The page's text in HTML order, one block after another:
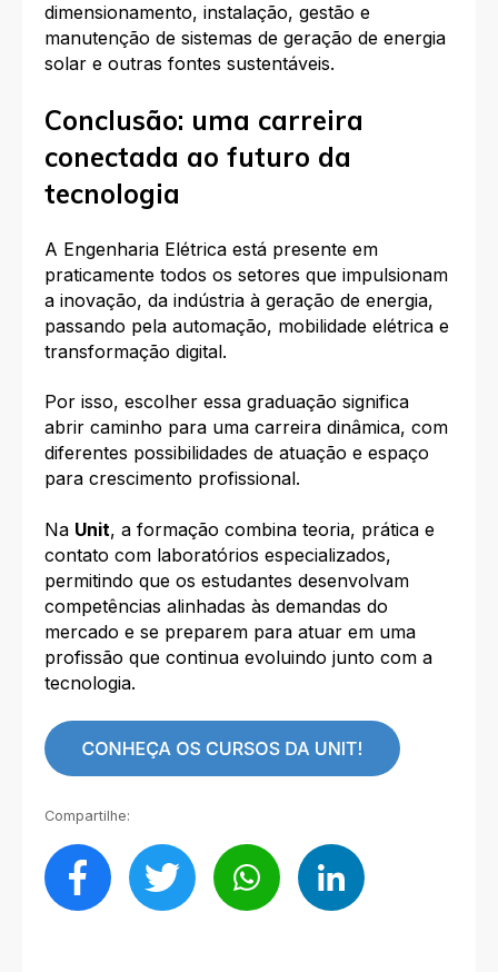
dimensionamento, instalação, gestão e
manutenção de sistemas de geração de energia
solar e outras fontes sustentáveis.
Conclusão: uma carreira
conectada ao futuro da
tecnologia
A Engenharia Elétrica está presente em
praticamente todos os setores que impulsionam
a inovação, da indústria à geração de energia,
passando pela automação, mobilidade elétrica e
transformação digital.
Por isso, escolher essa graduação significa
abrir caminho para uma carreira dinâmica, com
diferentes possibilidades de atuação e espaço
para crescimento profissional.
Na Unit, a formação combina teoria, prática e
contato com laboratórios especializados,
permitindo que os estudantes desenvolvam
competências alinhadas às demandas do
mercado e se preparem para atuar em uma
profissão que continua evoluindo junto com a
tecnologia.
Compartilhe: